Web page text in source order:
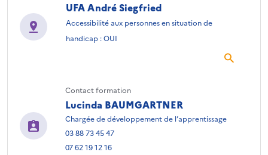
UFA André Siegfried
Accessibilité aux personnes en situation de
handicap : OUI
Contact formation
Lucinda BAUMGARTNER
Chargée de développement de l’apprentissage
03 88 73 45 47
07 62 19 12 16